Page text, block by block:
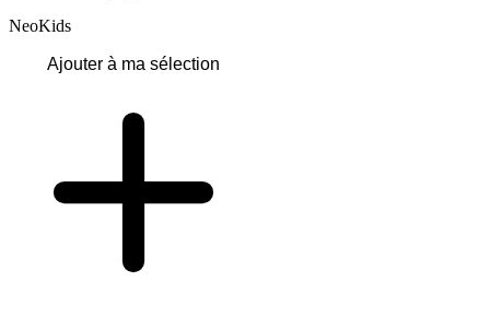
NeoKids
Ajouter à ma sélection